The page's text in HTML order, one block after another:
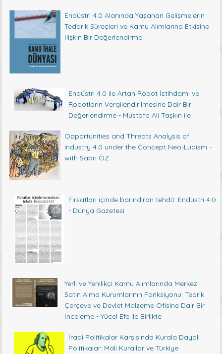
Endüstri 4.0 Alanında Yaşanan Gelişmelerin
Tedarik Süreçleri ve Kamu Alımlarına Etkisine
İlişkin Bir Değerlendirme
Endüstri 4.0 ile Artan Robot İstihdamı ve
Robotların Vergilendirilmesine Dair Bir
Değerlendirme - Mustafa Ali Taşkın ile
Opportunities and Threats Analysis of
Industry 4.0 under the Concept Neo-Ludism -
with Sabri ÖZ
Fırsatları içinde barındıran tehdit: Endüstri 4.0
- Dünya Gazetesi
Yerli ve Yenilikçi Kamu Alımlarında Merkezi
Satın Alma Kurumlarının Fonksiyonu: Teorik
Çerçeve ve Devlet Malzeme Ofisine Dair Bir
İnceleme - Yücel Efe ile Birlikte
İradi Politikalar Karşısında Kurala Dayalı
Politikalar: Mali Kurallar ve Türkiye